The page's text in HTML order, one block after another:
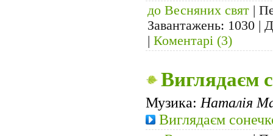
до Весняних свят |
Завантажень: 1030 |
| Коментарі (3)
Виглядаєм
Музика: Наталія
Виглядаєм